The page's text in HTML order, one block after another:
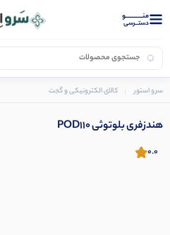
منــــــــــــو
دستــرسی
سرو استور کالای الکترونیکی و گجت
هندزفری بلوتوثی POD110
0.0